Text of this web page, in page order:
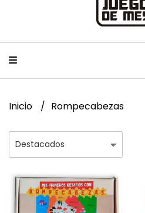
Inicio Rompecabezas